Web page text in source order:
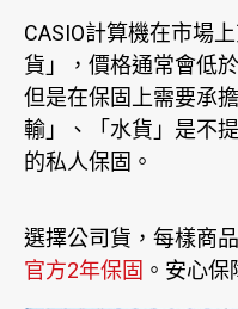
CASIO計算機在市場
貨」，價格通常會低
但是在保固上需要承
輸」、「水貨」是不
的私人保固。
選擇公司貨，每樣商
官方2年保固 。安心保